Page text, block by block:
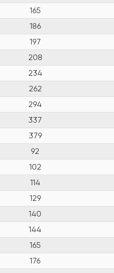
165
186
197
208
234
262
294
337
379
92
102
114
129
140
144
165
176